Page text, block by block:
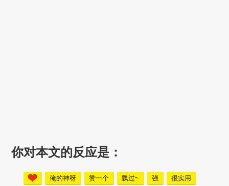
你对本文的反应是：
俺的神呀 赞一个 飘过~ 强 很实用